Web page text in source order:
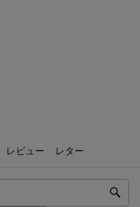
レビュー レター